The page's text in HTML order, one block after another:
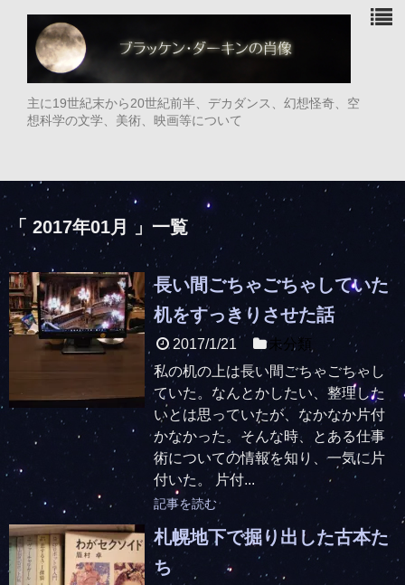
主に19世紀末から20世紀前半、デカダンス、幻想怪奇、空
想科学の文学、美術、映画等について
「 2017年01月 」一覧
長い間ごちゃごちゃしていた
机をすっきりさせた話
2017/1/21
未分類
私の机の上は長い間ごちゃごちゃし
ていた。なんとかしたい、整理した
いとは思っていたが、なかなか片付
かなかった。そんな時、とある仕事
術についての情報を知り、一気に片
付いた。 片付...
記事を読む
札幌地下で掘り出した古本た
ち